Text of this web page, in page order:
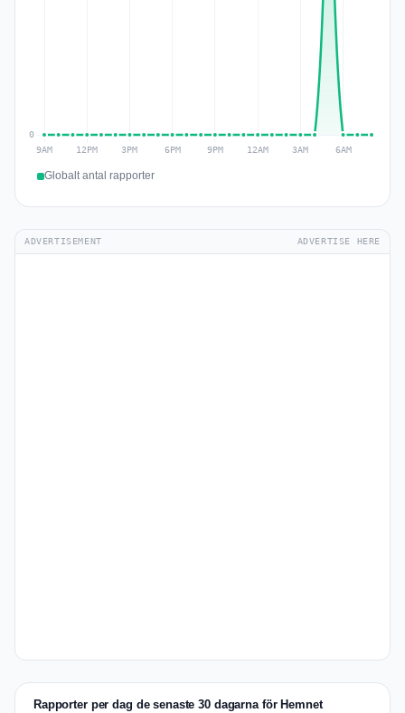
Globalt antal rapporter
ADVERTISEMENT ADVERTISE HERE
Rapporter per dag de senaste 30 dagarna för Hemnet